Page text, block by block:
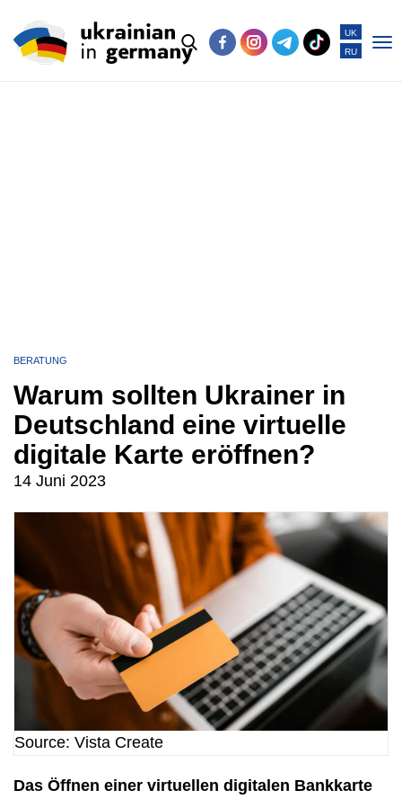
UK
RU
BERATUNG
Warum sollten Ukrainer in
Deutschland eine virtuelle
digitale Karte eröffnen?
14 Juni 2023
Source: Vista Create
Das Öffnen einer virtuellen digitalen Bankkarte